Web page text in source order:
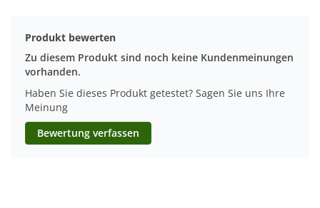
Produkt bewerten
Zu diesem Produkt sind noch keine Kundenmeinungen
vorhanden.
Haben Sie dieses Produkt getestet? Sagen Sie uns Ihre
Meinung
Bewertung verfassen